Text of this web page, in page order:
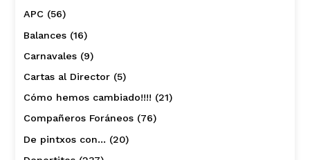
APC(56)
Balances(16)
Carnavales(9)
Cartas al Director(5)
Cómo hemos cambiado!!!! (21)
Compañeros Foráneos(76)
De pintxos con… (20)